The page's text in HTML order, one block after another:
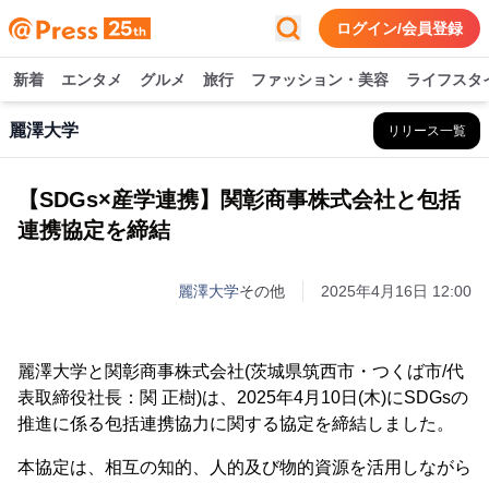
ログイン/会員登録
新着 エンタメ グルメ 旅行 ファッション・美容 ライフスタ
麗澤大学 リリース一覧
【SDGs×産学連携】関彰商事株式会社と包括
連携協定を締結
麗澤大学その他 2025年4月16日 12:00
麗澤大学と関彰商事株式会社(茨城県筑西市・つくば市/代
表取締役社長：関 正樹)は、2025年4月10日(木)にSDGsの
推進に係る包括連携協力に関する協定を締結しました。
本協定は、相互の知的、人的及び物的資源を活用しながら